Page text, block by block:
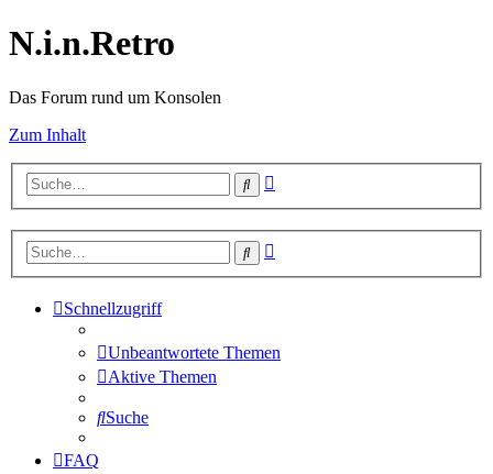
N.i.n.Retro
Das Forum rund um Konsolen
Zum Inhalt
Suche
Suche
Schnellzugriff
Unbeantwortete Themen
Aktive Themen
Suche
FAQ